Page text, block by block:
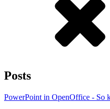
Posts
PowerPoint in OpenOffice - So